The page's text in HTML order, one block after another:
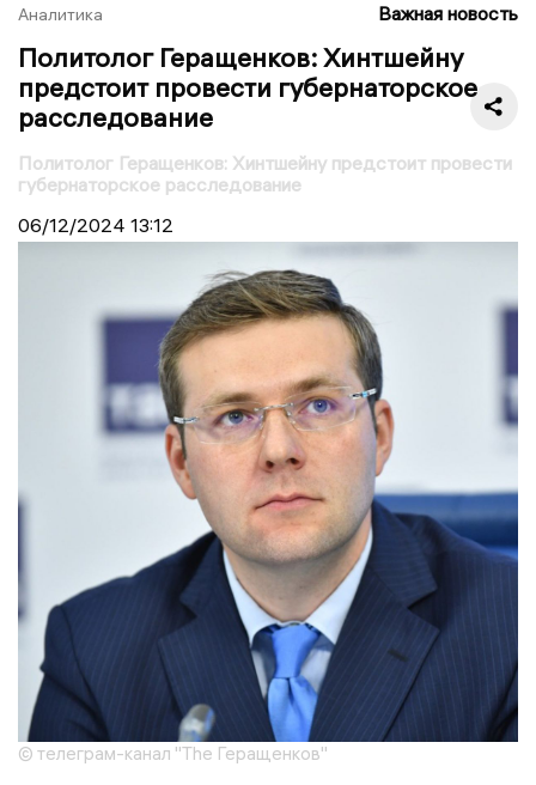
Аналитика Важная новость
Политолог Геращенков: Хинтшейну
предстоит провести губернаторское
расследование
Политолог Геращенков: Хинтшейну предстоит провести
губернаторское расследование
06/12/2024 13:12
© телеграм-канал "The Геращенков"